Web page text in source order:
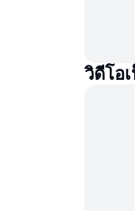
วิดีโอ